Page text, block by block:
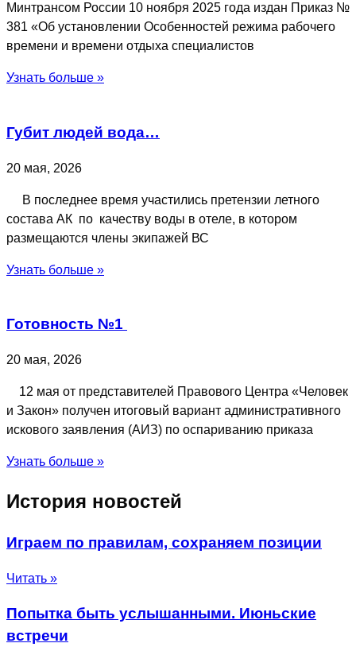
Минтрансом России 10 ноября 2025 года издан Приказ №
381 «Об установлении Особенностей режима рабочего
времени и времени отдыха специалистов
Узнать больше »
Губит людей вода…
20 мая, 2026
В последнее время участились претензии летного
состава АК по качеству воды в отеле, в котором
размещаются члены экипажей ВС
Узнать больше »
Готовность №1
20 мая, 2026
12 мая от представителей Правового Центра «Человек
и Закон» получен итоговый вариант административного
искового заявления (АИЗ) по оспариванию приказа
Узнать больше »
История новостей
Играем по правилам, сохраняем позиции
Читать »
Попытка быть услышанными. Июньские
встречи